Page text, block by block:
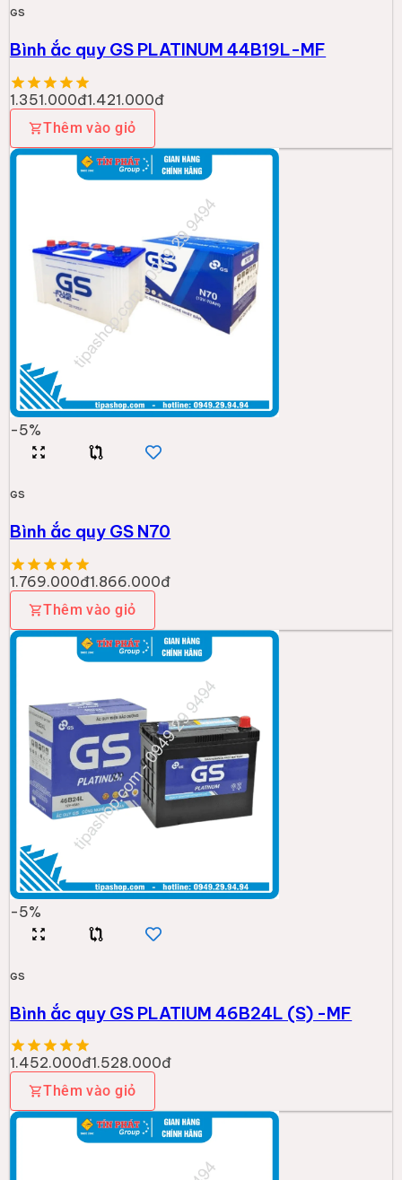
GS
Bình ắc quy GS PLATINUM 44B19L-MF
1.351.000đ1.421.000đ
Thêm vào giỏ
-5%
GS
Bình ắc quy GS N70
1.769.000đ1.866.000đ
Thêm vào giỏ
-5%
GS
Bình ắc quy GS PLATIUM 46B24L (S) -MF
1.452.000đ1.528.000đ
Thêm vào giỏ